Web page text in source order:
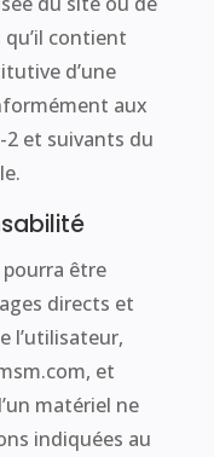
contient
d’une
aux
2 et suivants du
être
directs et
l’utilisateur,
et
matériel ne
indiquées au